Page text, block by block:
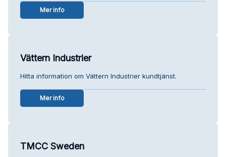
Mer info
Vättern Industrier
Hitta information om Vättern Industrier kundtjänst.
Mer info
TMCC Sweden